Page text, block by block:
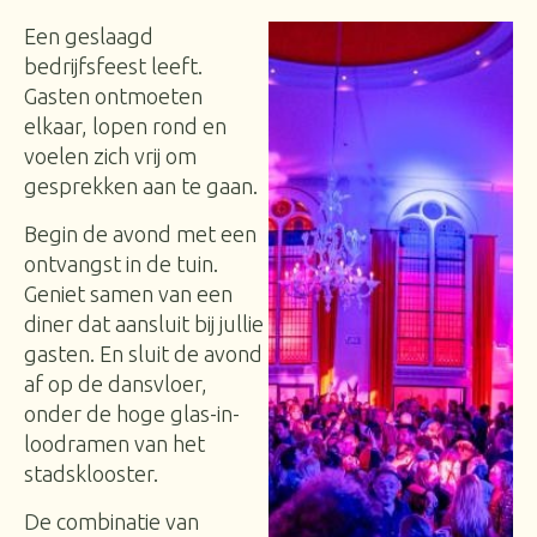
Een geslaagd
bedrijfsfeest leeft.
Gasten ontmoeten
elkaar, lopen rond en
voelen zich vrij om
gesprekken aan te gaan.
Begin de avond met een
ontvangst in de tuin.
Geniet samen van een
diner dat aansluit bij jullie
gasten. En sluit de avond
af op de dansvloer,
onder de hoge glas-in-
loodramen van het
stadsklooster.
De combinatie van